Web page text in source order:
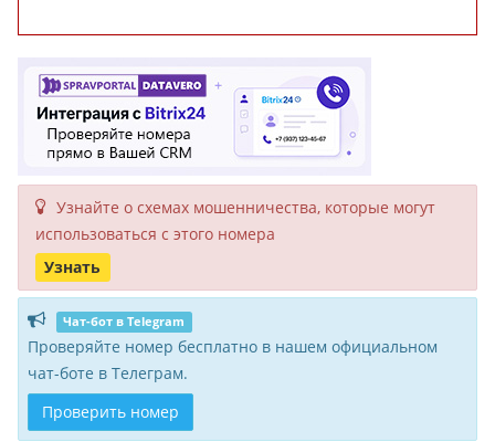
Узнайте о схемах мошенни­чества, кото­рые могут
исполь­зоваться с этого номера
Узнать
Чат-бот в Telegram
Проверяйте номер бесплатно в нашем официальном
чат-боте в Телеграм.
Проверить номер